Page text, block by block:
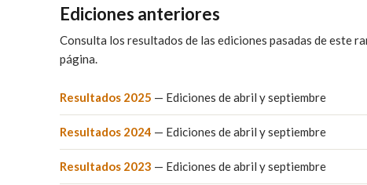
Ediciones anteriores
Consulta los resultados de las ediciones pasadas de este
página.
Resultados 2025 — Ediciones de abril y septiembre
Resultados 2024 — Ediciones de abril y septiembre
Resultados 2023 — Ediciones de abril y septiembre